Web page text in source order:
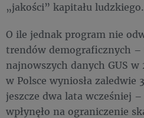
„jakości” kapitału ludzkiego.
O ile jednak program nie
trendów demograficznych –
najnowszych danych GUS
w Polsce wyniosła zaledwie
jeszcze dwa lata wcześniej
wpłynęło na ograniczenie